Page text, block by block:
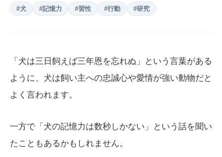
#犬 #記憶力 #習性 #行動 #研究
「犬は三日飼えば三年恩を忘れぬ」という言葉がある
ように、犬は飼い主への忠誠心や愛情が強い動物だと
よく言われます。
一方で「犬の記憶力は数秒しかない」という話を聞い
たこともあるかもしれません。